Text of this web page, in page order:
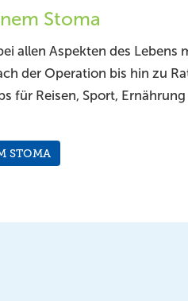
Stoma
allen Aspekten des Lebens
der Operation bis hin zu
für Reisen, Sport,
STOMA